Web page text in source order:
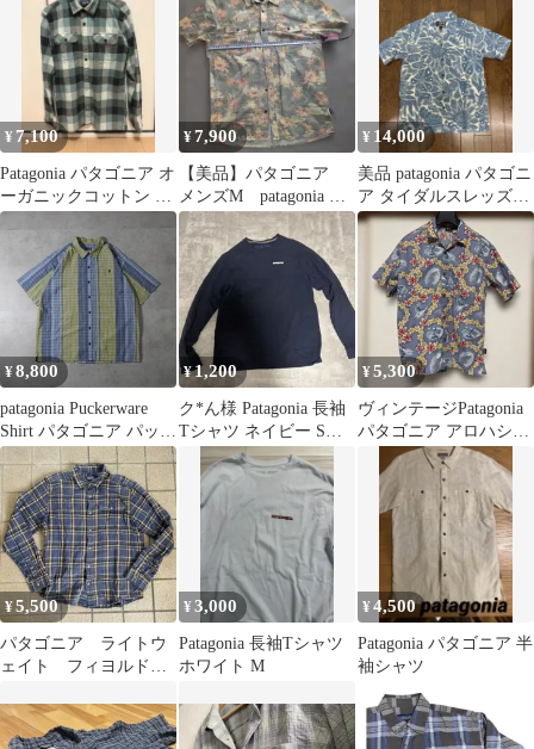
コットン M
¥ 7,100
Patagonia パタゴニア オ
ーガニックコットン ネ
ルシャツ チェック S
¥7,900
【美品】パタゴニア
メンズM patagonia パ
タロハ アロハシャ
ツ シャツ
¥ 14,000
美品 patagonia パタゴニ
ア タイダルスレッズキ
ャンプシャツ Sサイズ
¥8,800
patagonia Puckerware
Shirt パタゴニア パッカ
ーウェアシャツ 半袖シ
ャツ ポリコットン ブル
ー グリーン チェック
00s 00's 2007年 XL 古着
¥1,200
ク*ん様 Patagonia 長袖
Tシャツ ネイビー Sサ
イズ
¥5,300
ヴィンテージPatagonia
パタゴニア アロハシャ
ツ S トルコ製 黒タグ
¥5,500
パタゴニア ライトウ
ェイト フィヨルド
ブルー
¥3,000
Patagonia 長袖Tシャツ
ホワイト M
¥4,500
Patagonia パタゴニア 半
袖シャツ